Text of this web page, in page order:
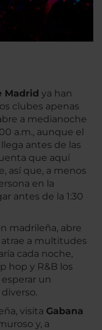
Madrid ya han
clubes apenas
a medianoche
a.m., aunque el
antes de las
que aquí
así que, a menos
en la
antes de la 1:30
madrileña, abre
atrae a multitudes
cada noche,
hop y R&B los
un
visita Gabana
y, a